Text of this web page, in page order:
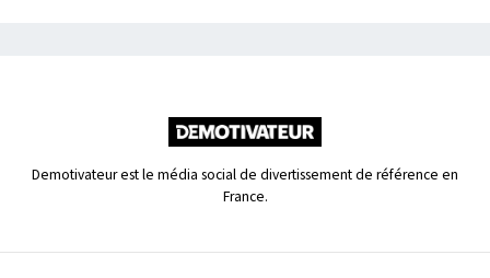
Demotivateur est le média social de divertissement de référence en
France.